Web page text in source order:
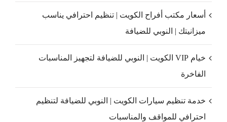
أسعار مكتب أفراح الكويت | تنظيم احترافي يناسب
ميزانيتك | النوبي للضيافة
خيام VIP الكويت | النوبي للضيافة لتجهيز المناسبات
الفاخرة
خدمة تنظيم سيارات الكويت | النوبي للضيافة لتنظيم
احترافي للمواقف والمناسبات